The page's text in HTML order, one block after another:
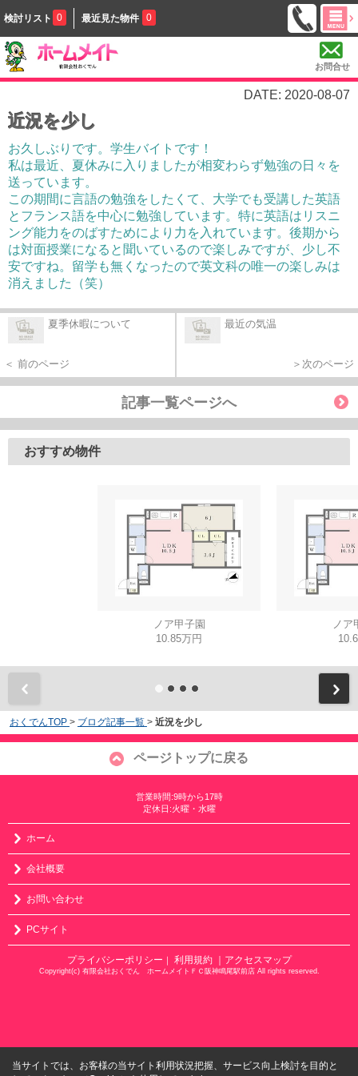
検討リスト 0 最近見た物件 0
お問合せ
DATE: 2020-08-07
近況を少し
お久しぶりです。学生バイトです！
私は最近、夏休みに入りましたが相変わらず勉強の日々を
送っています。
この期間に言語の勉強をしたくて、大学でも受講した英語
とフランス語を中心に勉強しています。特に英語はリスニ
ング能力をのばすためにより力を入れています。後期から
は対面授業になると聞いているので楽しみですが、少し不
安ですね。留学も無くなったので英文科の唯一の楽しみは
消えました（笑）
夏季休暇について
＜ 前のページ
最近の気温
＞次のページ
記事一覧ページへ
おすすめ物件
ノア甲子園
10.85万円
ノア
おくでんTOP > ブログ記事一覧 > 近況を少し
ページトップに戻る
営業時間:9時から17時
定休日:火曜・水曜
ホーム
会社概要
お問い合わせ
PCサイト
プライバシーポリシー ｜ 利用規約 ｜アクセスマップ
Copyright(c) 有限会社おくでん ホームメイトＦＣ阪神鳴尾駅前店 All rights reserved.
当サイトでは、お客様の当サイト利用状況把握、サービス向上検討を目的と